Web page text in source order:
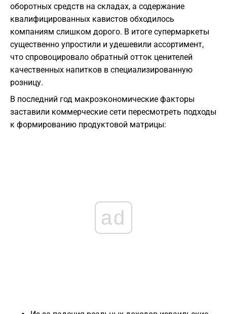
оборотных средств на складах, а содержание
квалифицированных кавистов обходилось
компаниям слишком дорого. В итоге супермаркеты
существенно упростили и удешевили ассортимент,
что спровоцировало обратный отток ценителей
качественных напитков в специализированную
розницу.
В последний год макроэкономические факторы
заставили коммерческие сети пересмотреть подходы
к формированию продуктовой матрицы:
ad